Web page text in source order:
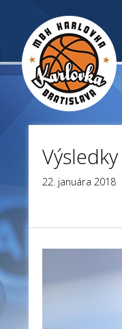
22. januára 2018